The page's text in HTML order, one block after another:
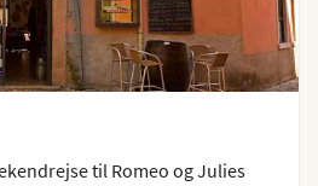
til Romeo og Julies